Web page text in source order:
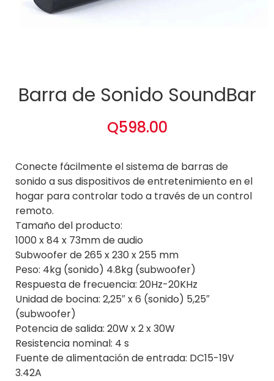
Barra de Sonido SoundBar
Q598.00
Conecte fácilmente el sistema de barras de
sonido a sus dispositivos de entretenimiento en el
hogar para controlar todo a través de un control
remoto.
Tamaño del producto:
1000 x 84 x 73mm de audio
Subwoofer de 265 x 230 x 255 mm
Peso: 4kg (sonido) 4.8kg (subwoofer)
Respuesta de frecuencia: 20Hz-20KHz
Unidad de bocina: 2,25″ x 6 (sonido) 5,25″
(subwoofer)
Potencia de salida: 20W x 2 x 30W
Resistencia nominal: 4 s
Fuente de alimentación de entrada: DC15-19V
3.42A